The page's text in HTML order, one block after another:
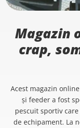
Magazin
crap,
Acest magazin
și feeder a fost
pescuit sportiv
de echipament. La